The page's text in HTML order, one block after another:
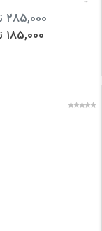
285,000 تومان
185,000 تومان